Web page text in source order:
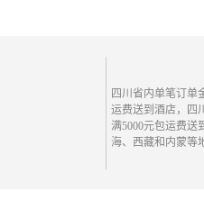
四川省内单笔订单
运费送到酒店，四
满5000元包运费送
海、西藏和内蒙等